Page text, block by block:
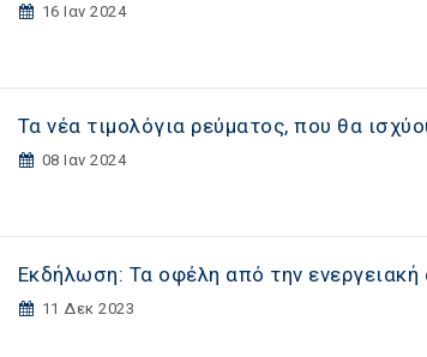
16 Ιαν 2024
Τα νέα τιμολόγια ρεύματος, που θα
08 Ιαν 2024
Εκδήλωση: Τα οφέλη από την
11 Δεκ 2023